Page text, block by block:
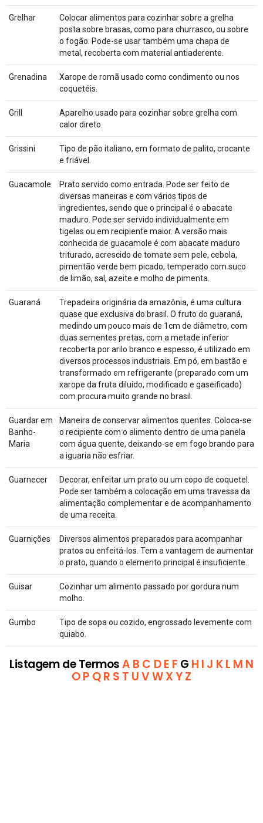
Grelhar
Colocar alimentos para cozinhar sobre a grelha
posta sobre brasas, como para churrasco, ou sobre
o fogão. Pode-se usar também uma chapa de
metal, recoberta com material antiaderente.
Grenadina
Xarope de romã usado como condimento ou nos
coquetéis.
Grill
Aparelho usado para cozinhar sobre grelha com
calor direto.
Grissini
Tipo de pão italiano, em formato de palito, crocante
e friável.
Guacamole
Prato servido como entrada. Pode ser feito de
diversas maneiras e com vários tipos de
ingredientes, sendo que o principal é o abacate
maduro. Pode ser servido individualmente em
tigelas ou em recipiente maior. A versão mais
conhecida de guacamole é com abacate maduro
triturado, acrescido de tomate sem pele, cebola,
pimentão verde bem picado, temperado com suco
de limão, sal, azeite e molho de pimenta.
Guaraná
Trepadeira originária da amazônia, é uma cultura
quase que exclusiva do brasil. O fruto do guaraná,
medindo um pouco mais de 1cm de diâmetro, com
duas sementes pretas, com a metade inferior
recoberta por arilo branco e espesso, é utilizado em
diversos processos industriais. Em pó, em bastão e
transformado em refrigerante (preparado com um
xarope da fruta diluído, modificado e gaseificado)
com procura muito grande no brasil.
Guardar em
Banho-
Maria
Maneira de conservar alimentos quentes. Coloca-se
o recipiente com o alimento dentro de uma panela
com água quente, deixando-se em fogo brando para
a iguaria não esfriar.
Guarnecer
Decorar, enfeitar um prato ou um copo de coquetel.
Pode ser também a colocação em uma travessa da
alimentação complementar e de acompanhamento
de uma receita.
Guarnições
Diversos alimentos preparados para acompanhar
pratos ou enfeitá-los. Tem a vantagem de aumentar
o prato, quando o elemento principal é insuficiente.
Guisar
Cozinhar um alimento passado por gordura num
molho.
Gumbo
Tipo de sopa ou cozido, engrossado levemente com
quiabo.
Listagem de TermosA B C D E F G H I J K L M N
OP Q R S T UVW XY Z